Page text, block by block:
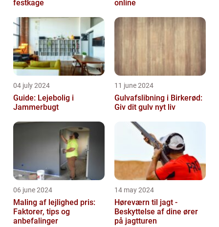
festkage online
04 july 2024
Guide: Lejebolig i
Jammerbugt
11 june 2024
Gulvafslibning i Birkerød:
Giv dit gulv nyt liv
06 june 2024
Maling af lejlighed pris:
Faktorer, tips og
anbefalinger
14 may 2024
Høreværn til jagt -
Beskyttelse af dine ører
på jagtturen